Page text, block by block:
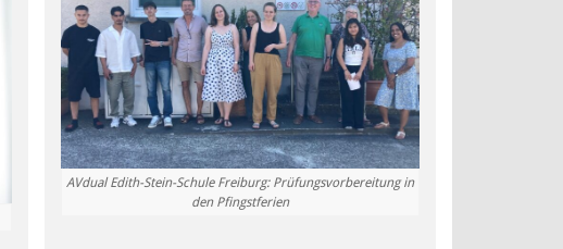
AVdual Edith-Stein-Schule Freiburg: Prüfungsvorbereitung in
den Pfingstferien